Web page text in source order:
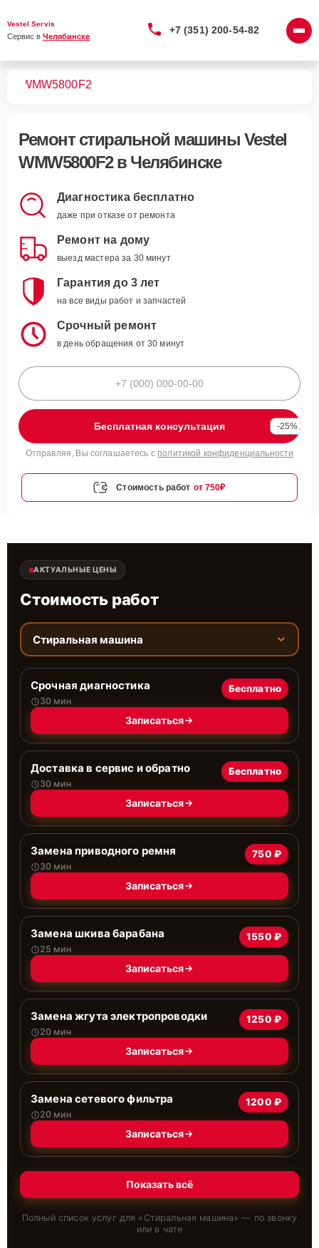
Vestel Servis
Сервис в Челябинске
+7 (351) 200-54-82
WMW5800F2
Ремонт стиральной машины Vestel
WMW5800F2в Челябинске
Диагностика бесплатно
даже при отказе от ремонта
Ремонт на дому
выезд мастера за 30 минут
Гарантия до 3 лет
на все виды работ и запчастей
Срочный ремонт
в день обращения от 30 минут
Бесплатная консультация -25%
Отправляя, Вы соглашаетесь с политикой конфиденциальности
Стоимость работ от 750₽
АКТУАЛЬНЫЕ ЦЕНЫ
Стоимость работ
Стиральная машина
Срочная диагностика
30 мин
Бесплатно
Записаться
Доставка в сервис и обратно
30 мин
Бесплатно
Записаться
Замена приводного ремня
30 мин
750 ₽
Записаться
Замена шкива барабана
25 мин
1550 ₽
Записаться
Замена жгута электропроводки
20 мин
1250 ₽
Записаться
Замена сетевого фильтра
20 мин
1200 ₽
Записаться
Показать всё
Полный список услуг для « Стиральная машина» — по звонку
или в чате